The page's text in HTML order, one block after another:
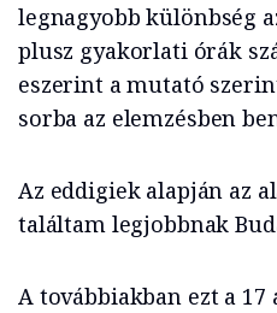
legnagyobb különbség
plusz gyakorlati órák
eszerint a mutató
sorba az elemzésben
Az eddigiek alapján az
találtam legjobbnak
A továbbiakban ezt a